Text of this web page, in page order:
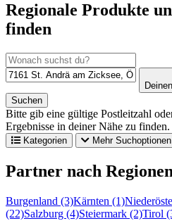
Regionale Produkte
finden
Suchen
Bitte gib eine gültige Postleitzahl
Ergebnisse in deiner Nähe zu finden.
Kategorien Mehr Suchoptionen
Partner nach Regionen
Burgenland (3)Kärnten (1)
(22)Salzburg (4)Steiermark (2)Tirol